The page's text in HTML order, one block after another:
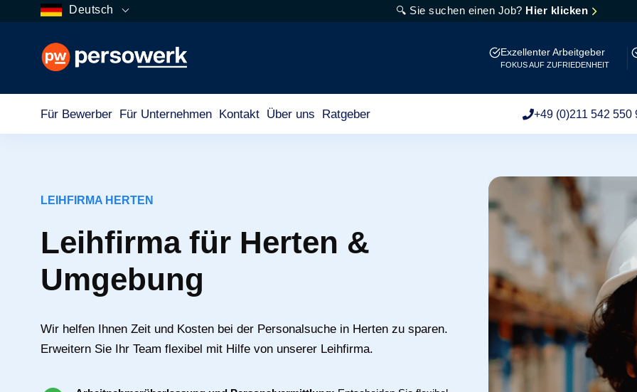
Deutsch 🔍 Sie suchen einen Job? Hier klicken
Exzellenter Arbeitgeber
FOKUS AUF ZUFRIEDENHEIT
Für Bewerber Für Unternehmen Kontakt Über uns Ratgeber +49 (0)211 542 550
LEIHFIRMA HERTEN
Leihfirma für Herten &
Umgebung
Wir helfen Ihnen Zeit und Kosten bei der Personalsuche in Herten zu sparen.
Erweitern Sie Ihr Team flexibel mit Hilfe von unserer Leihfirma.